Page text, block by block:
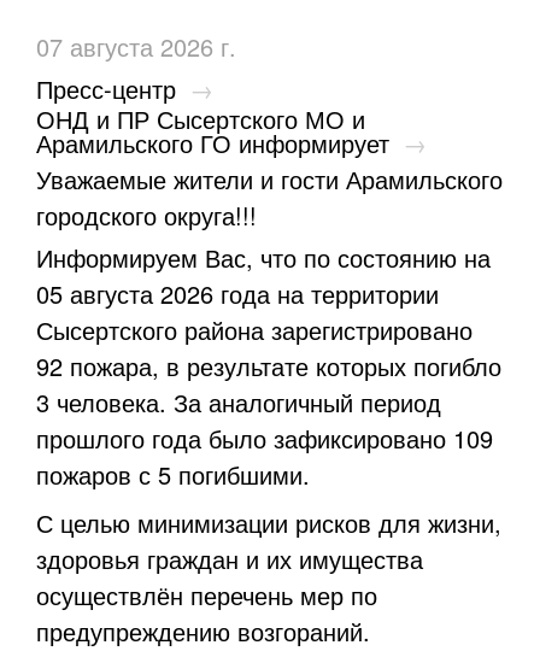
07 августа 2026 г.
Пресс-центр →
ОНД и ПР Сысертского МО и
Арамильского ГО информирует →
Уважаемые жители и гости Арамильского
городского округа!!!
Информируем Вас, что по состоянию на
05 августа 2026 года на территории
Сысертского района зарегистрировано
92 пожара, в результате которых погибло
3 человека. За аналогичный период
прошлого года было зафиксировано 109
пожаров с 5 погибшими.
С целью минимизации рисков для жизни,
здоровья граждан и их имущества
осуществлён перечень мер по
предупреждению возгораний.